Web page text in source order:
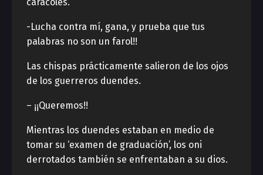
-Lucha contra mí, gana, y prueba que tus
palabras no son un farol!!
Las chispas prácticamente salieron de los ojos
de los guerreros duendes.
– ¡¡Queremos!!
Mientras los duendes estaban en medio de
tomar su ‘examen de graduación’, los oni
derrotados también se enfrentaban a su dios.